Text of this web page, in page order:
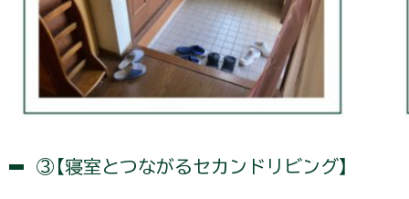
③【寝室とつながるセカンドリビング】